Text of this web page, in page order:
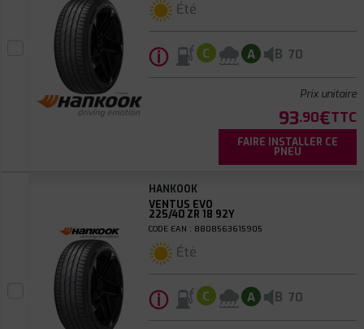
Été
ⓘ C A B 70
Prix unitaire
93.90€TTC
FAIRE INSTALLER CE
PNEU
HANKOOK
VENTUS EVO
225/40 ZR 18 92Y
CODE EAN : 8808563615905
Été
ⓘ C A B 70